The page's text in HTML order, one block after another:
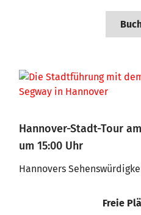
Hannover-Stadt-Tour
um 15:00 Uhr
Hannovers
Freie